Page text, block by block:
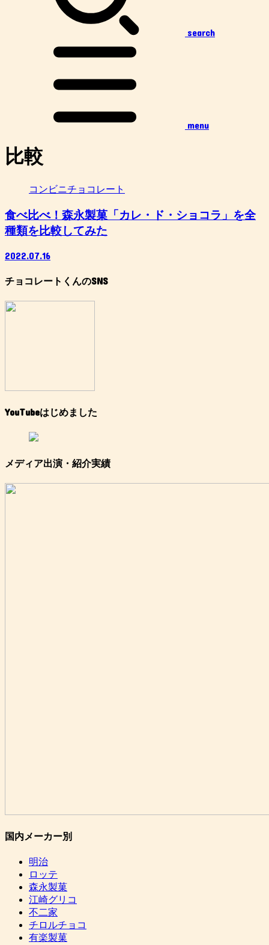
search
menu
比較
コンビニチョコレート
食べ比べ！森永製菓「カレ・ド・ショコラ」を全
種類を比較してみた
2022.07.16
チョコレートくんのSNS
YouTubeはじめました
メディア出演・紹介実績
国内メーカー別
明治
ロッテ
森永製菓
江崎グリコ
不二家
チロルチョコ
有楽製菓